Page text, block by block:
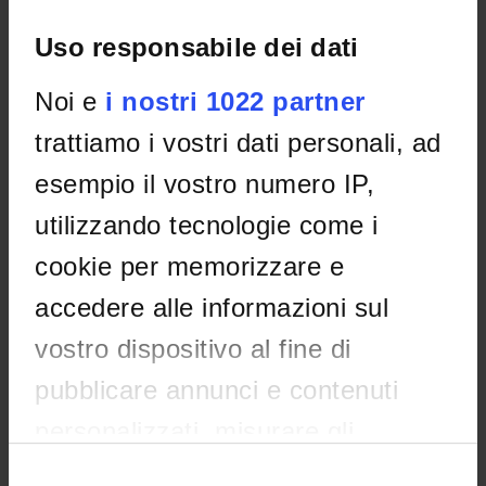
Uso responsabile dei dati
Noi e i nostri 1022 partner
trattiamo i vostri dati personali, ad
esempio il vostro numero IP,
utilizzando tecnologie come i
cookie per memorizzare e
accedere alle informazioni sul
vostro dispositivo al fine di
pubblicare annunci e contenuti
No recent seminar found relating to teaching Advanced
COURSES
PHD PROGRAMMES AND POSTGRADUATE TRAINING
Contacts
People
Places